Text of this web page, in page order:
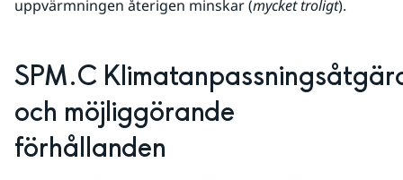
uppvärmningen återigen minskar (mycket troligt).
SPM.C
och möjliggörande
förhållanden